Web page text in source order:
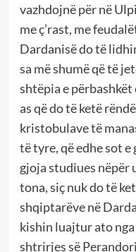
vazhdojnë për në
me ç’rast, me
Dardanisë do të
sa më shumë që të
shtëpia e
as që do të ketë
kristobulave të
të tyre, që edhe sot
gjoja studiues
tona, siç nuk do të
shqiptarëve në
kishin luajtur ato
shtrirjes së